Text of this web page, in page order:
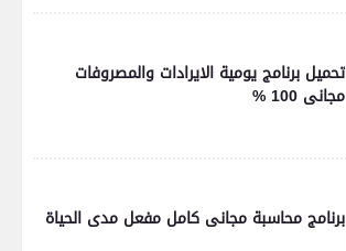
تحميل برنامج يومية الايرادات والمصروفات
مجانى 100 %
برنامج محاسبة مجانى كامل مفعل مدى الحياة